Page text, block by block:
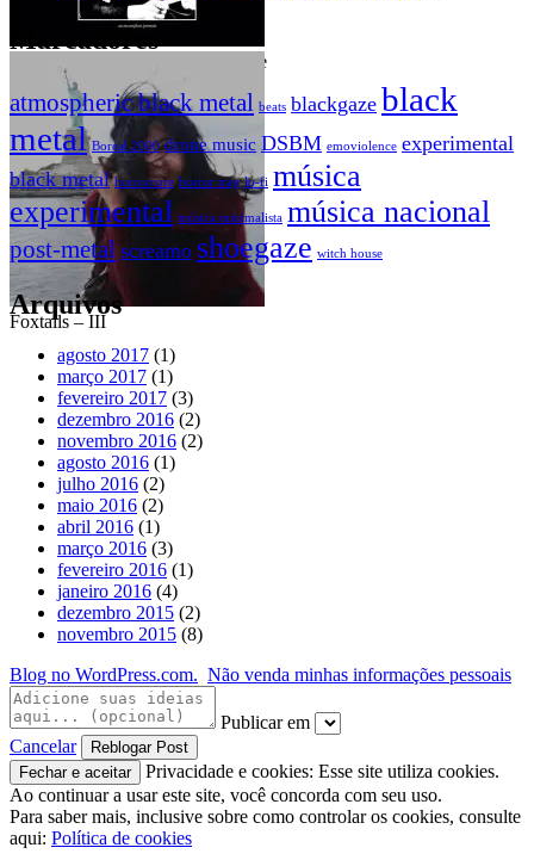
Swan of Tuonela – An incomplete
Foxtails – III
Marcadores
atmospheric black metal beats blackgaze black
metal Boreal 2000 drone music DSBM emoviolence experimental
black metal horrorcore horror trap lo-fi música
experimental música minimalista música nacional
post-metal screamo shoegaze witch house
Arquivos
agosto 2017 (1)
março 2017 (1)
fevereiro 2017 (3)
dezembro 2016 (2)
novembro 2016 (2)
agosto 2016 (1)
julho 2016 (2)
maio 2016 (2)
abril 2016 (1)
março 2016 (3)
fevereiro 2016 (1)
janeiro 2016 (4)
dezembro 2015 (2)
novembro 2015 (8)
Blog no WordPress.com. Não venda minhas informações pessoais
Publicar em
Cancelar
Privacidade e cookies: Esse site utiliza cookies.
Ao continuar a usar este site, você concorda com seu uso.
Para saber mais, inclusive sobre como controlar os cookies, consulte
aqui: Política de cookies